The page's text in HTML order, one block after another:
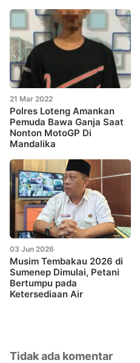
21 Mar 2022
Polres Loteng Amankan
Pemuda Bawa Ganja Saat
Nonton MotoGP Di
Mandalika
03 Jun 2026
Musim Tembakau 2026 di
Sumenep Dimulai, Petani
Bertumpu pada
Ketersediaan Air
Tidak ada komentar